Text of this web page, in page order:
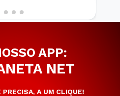
APP:
NET
PRECISA, A UM CLIQUE!